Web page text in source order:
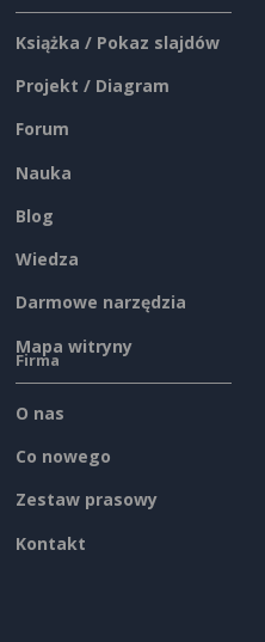
Książka / Pokaz slajdów
Projekt / Diagram
Forum
Nauka
Blog
Wiedza
Darmowe narzędzia
Mapa witryny
Firma
O nas
Co nowego
Zestaw prasowy
Kontakt